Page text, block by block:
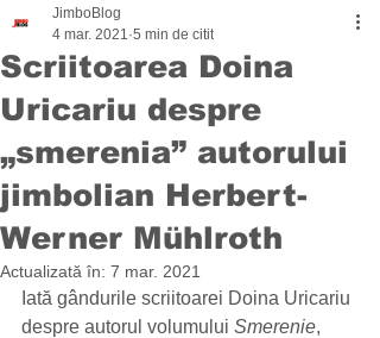
Scriitoarea Doina
Uricariu despre
„smerenia” autorului
jimbolian Herbert-
Werner Mühlroth
JimboBlog
4 mar. 2021 5 min de citit
Actualizată în: 7 mar. 2021
Iată gândurile scriitoarei Doina Uricariu
despre autorul volumului Smerenie,